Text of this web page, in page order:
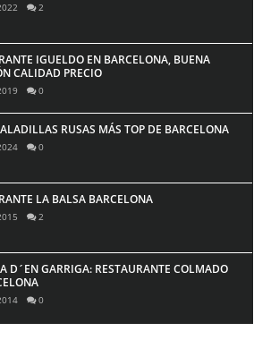
2
IGUELDO EN BARCELONA, BUENA
CALIDAD PRECIO
0
RUSAS MÁS TOP DE BARCELONA
0
LA BALSA BARCELONA
2
D´EN GARRIGA: RESTAURANTE COLMADO
0